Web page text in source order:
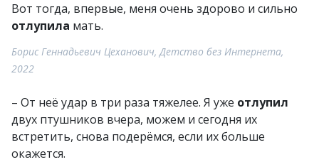
Вот тогда, впервые, меня очень здорово и сильно
отлупила мать.
Борис Геннадьевич Цеханович, Детство без Интернета,
2022
– От неё удар в три раза тяжелее. Я уже отлупил
двух птушников вчера, можем и сегодня их
встретить, снова подерёмся, если их больше
окажется.